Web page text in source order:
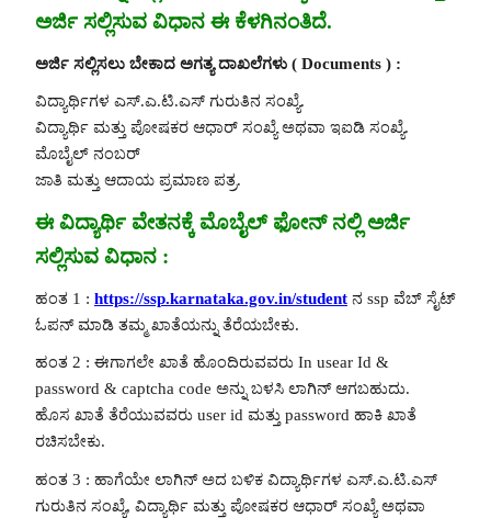
ಅರ್ಜಿ ಸಲ್ಲಿಸುವ ವಿಧಾನ ಈ ಕೆಳಗಿನಂತಿದೆ.
ಅರ್ಜಿ ಸಲ್ಲಿಸಲು ಬೇಕಾದ ಅಗತ್ಯ ದಾಖಲೆಗಳು ( Documents ) :
ವಿದ್ಯಾರ್ಥಿಗಳ ಎಸ್.ಎ.ಟಿ.ಎಸ್ ಗುರುತಿನ ಸಂಖ್ಯೆ.
ವಿದ್ಯಾರ್ಥಿ ಮತ್ತು ಪೋಷಕರ ಆಧಾರ್ ಸಂಖ್ಯೆ ಅಥವಾ ಇಐಡಿ ಸಂಖ್ಯೆ.
ಮೊಬೈಲ್ ನಂಬ‌ರ್
ಜಾತಿ ಮತ್ತು ಆದಾಯ ಪ್ರಮಾಣ ಪತ್ರ.
ಈ ವಿದ್ಯಾರ್ಥಿ ವೇತನಕ್ಕೆ ಮೊಬೈಲ್ ಫೋನ್ ನಲ್ಲಿ ಅರ್ಜಿ
ಸಲ್ಲಿಸುವ ವಿಧಾನ :
ಹಂತ 1 : https://ssp.karnataka.gov.in/student ನ ssp ವೆಬ್ ಸೈಟ್
ಓಪನ್ ಮಾಡಿ ತಮ್ಮ ಖಾತೆಯನ್ನು ತೆರೆಯಬೇಕು.
ಹಂತ 2 : ಈಗಾಗಲೇ ಖಾತೆ ಹೊಂದಿರುವವರು In usear Id &
password & captcha code ಅನ್ನು ಬಳಸಿ ಲಾಗಿನ್ ಆಗಬಹುದು.
ಹೊಸ ಖಾತೆ ತೆರೆಯುವವರು user id ಮತ್ತು password ಹಾಕಿ ಖಾತೆ
ರಚಿಸಬೇಕು.
ಹಂತ 3 : ಹಾಗೆಯೇ ಲಾಗಿನ್ ಅದ ಬಳಿಕ ವಿದ್ಯಾರ್ಥಿಗಳ ಎಸ್.ಎ.ಟಿ.ಎಸ್
ಗುರುತಿನ ಸಂಖ್ಯೆ, ವಿದ್ಯಾರ್ಥಿ ಮತ್ತು ಪೋಷಕರ ಆಧಾ‌ರ್ ಸಂಖ್ಯೆ ಅಥವಾ